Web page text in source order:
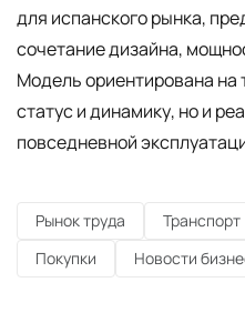
для испанского рынка,
сочетание дизайна,
Модель ориентирована на
статус и динамику, но и
повседневной
Рынок труда Транспорт
Покупки
Новости